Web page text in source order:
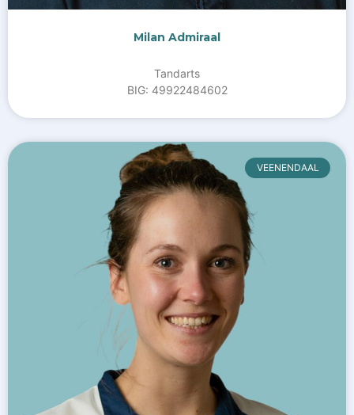
Milan Admiraal
Tandarts
BIG: 49922484602
VEENENDAAL